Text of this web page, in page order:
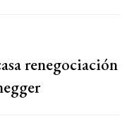
renegociación